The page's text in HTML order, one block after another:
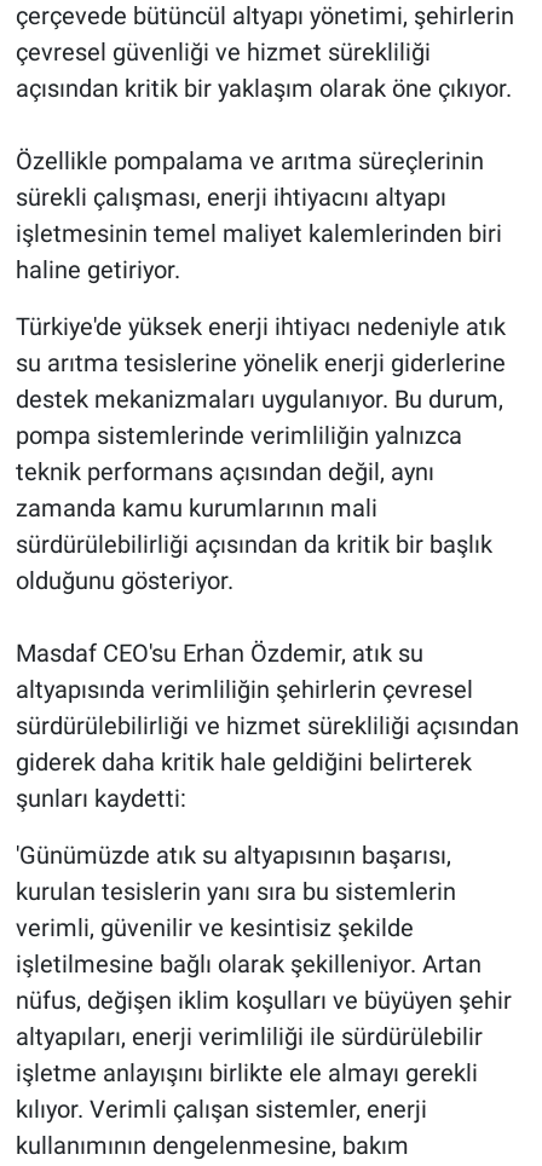
çerçevede bütüncül altyapı yönetimi, şehirlerin
çevresel güvenliği ve hizmet sürekliliği
açısından kritik bir yaklaşım olarak öne çıkıyor.
Özellikle pompalama ve arıtma süreçlerinin
sürekli çalışması, enerji ihtiyacını altyapı
işletmesinin temel maliyet kalemlerinden biri
haline getiriyor.
Türkiye'de yüksek enerji ihtiyacı nedeniyle atık
su arıtma tesislerine yönelik enerji giderlerine
destek mekanizmaları uygulanıyor. Bu durum,
pompa sistemlerinde verimliliğin yalnızca
teknik performans açısından değil, aynı
zamanda kamu kurumlarının mali
sürdürülebilirliği açısından da kritik bir başlık
olduğunu gösteriyor.
Masdaf CEO'su Erhan Özdemir, atık su
altyapısında verimliliğin şehirlerin çevresel
sürdürülebilirliği ve hizmet sürekliliği açısından
giderek daha kritik hale geldiğini belirterek
şunları kaydetti:
'Günümüzde atık su altyapısının başarısı,
kurulan tesislerin yanı sıra bu sistemlerin
verimli, güvenilir ve kesintisiz şekilde
işletilmesine bağlı olarak şekilleniyor. Artan
nüfus, değişen iklim koşulları ve büyüyen şehir
altyapıları, enerji verimliliği ile sürdürülebilir
işletme anlayışını birlikte ele almayı gerekli
kılıyor. Verimli çalışan sistemler, enerji
kullanımının dengelenmesine, bakım